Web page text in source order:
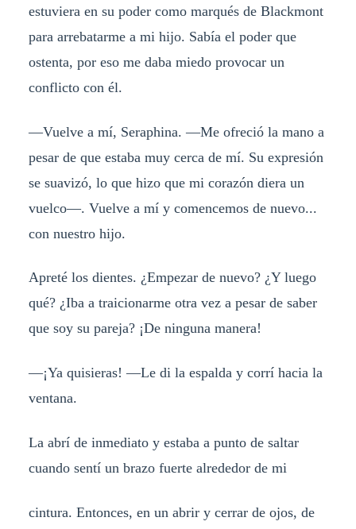
estuviera en su poder como marqués de Blackmont
para arrebatarme a mi hijo. Sabía el poder que
ostenta, por eso me daba miedo provocar un
conflicto con él.
—Vuelve a mí, Seraphina. —Me ofreció la mano a
pesar de que estaba muy cerca de mí. Su expresión
se suavizó, lo que hizo que mi corazón diera un
vuelco—. Vuelve a mí y comencemos de nuevo...
con nuestro hijo.
Apreté los dientes. ¿Empezar de nuevo? ¿Y luego
qué? ¿Iba a traicionarme otra vez a pesar de saber
que soy su pareja? ¡De ninguna manera!
—¡Ya quisieras! —Le di la espalda y corrí hacia la
ventana.
La abrí de inmediato y estaba a punto de saltar
cuando sentí un brazo fuerte alrededor de mi
cintura. Entonces, en un abrir y cerrar de ojos, de